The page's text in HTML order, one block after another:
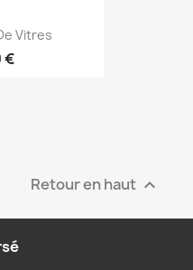
Vitres
€
Retour en haut 